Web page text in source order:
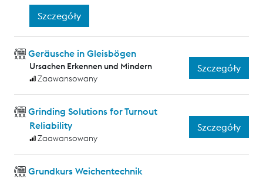
Szczegóły
Geräusche in Gleisbögen
Ursachen Erkennen und Mindern
Zaawansowany
Szczegóły
Grinding Solutions for Turnout
Reliability
Zaawansowany
Szczegóły
Grundkurs Weichentechnik